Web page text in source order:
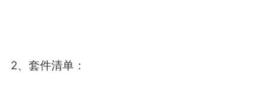
2、套件清单：